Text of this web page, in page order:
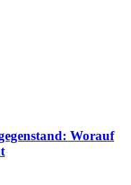
Worauf